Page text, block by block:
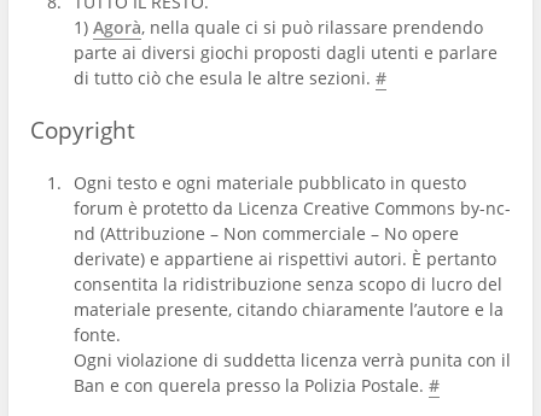
1) Agorà, nella quale ci si può rilassare prendendo
parte ai diversi giochi proposti dagli utenti e parlare
di tutto ciò che esula le altre sezioni. #
Copyright
Ogni testo e ogni materiale pubblicato in questo
forum è protetto da Licenza Creative Commons by-nc-
nd (Attribuzione – Non commerciale – No opere
derivate) e appartiene ai rispettivi autori. È pertanto
consentita la ridistribuzione senza scopo di lucro del
materiale presente, citando chiaramente l’autore e la
fonte.
Ogni violazione di suddetta licenza verrà punita con il
Ban e con querela presso la Polizia Postale. #